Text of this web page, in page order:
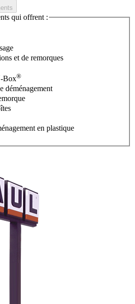
qui offrent :
et de remorques
Box®
déménagement
en plastique